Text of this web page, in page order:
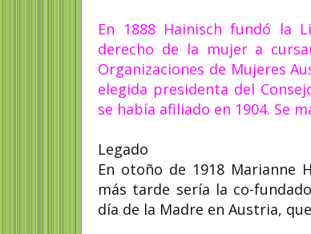
En 1888 Hainisch fundó la
derecho de la mujer a
Organizaciones de Mujeres
elegida presidenta del
se había afiliado en 1904. Se
Legado
En otoño de 1918 Marianne
más tarde sería la co-
día de la Madre en Austria,